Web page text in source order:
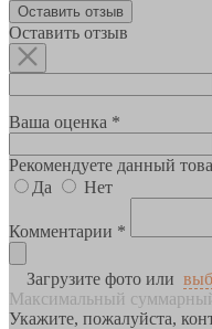
Оставить отзыв
Оставить отзыв
Ваша оценка *
Рекомендуете данный
Да
Нет
Комментарии *
Загрузите фото или
Максимальный
Укажите, пожалуйста,